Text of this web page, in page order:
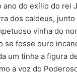
do exílio do rei
dos caldeus,
vinha do
se fosse ouro
um tinha a figura
a voz do